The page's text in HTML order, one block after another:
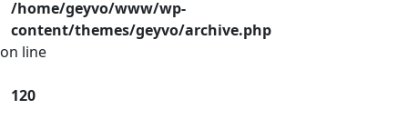
/home/geyvo/www/wp-
content/themes/geyvo/archive.php
on line
120